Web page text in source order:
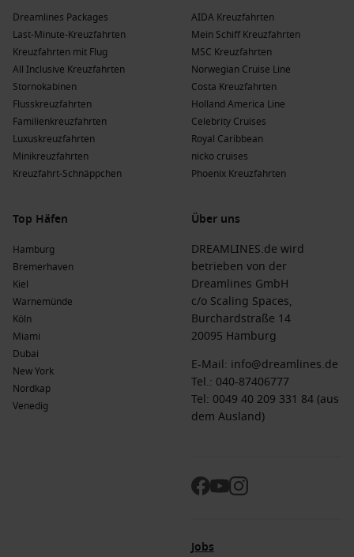
Dreamlines Packages
Last-Minute-Kreuzfahrten
Kreuzfahrten mit Flug
All Inclusive Kreuzfahrten
Stornokabinen
Flusskreuzfahrten
Familienkreuzfahrten
Luxuskreuzfahrten
Minikreuzfahrten
Kreuzfahrt-Schnäppchen
AIDA Kreuzfahrten
Mein Schiff Kreuzfahrten
MSC Kreuzfahrten
Norwegian Cruise Line
Costa Kreuzfahrten
Holland America Line
Celebrity Cruises
Royal Caribbean
nicko cruises
Phoenix Kreuzfahrten
Top Häfen
Hamburg
Bremerhaven
Kiel
Warnemünde
Köln
Miami
Dubai
New York
Nordkap
Venedig
Über uns
DREAMLINES.de wird
betrieben von der
Dreamlines GmbH
c/o Scaling Spaces,
Burchardstraße 14
20095 Hamburg
E-Mail: info@dreamlines.de
Tel.: 040-87406777
Tel: 0049 40 209 331 84 (aus
dem Ausland)
Jobs